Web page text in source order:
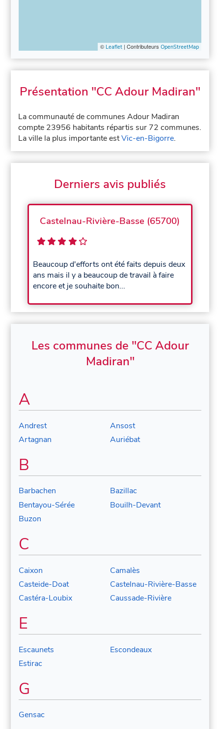
© Leaflet| Contributeurs OpenStreetMap
Présentation "CC Adour Madiran"
La communauté de communes Adour Madiran
compte 23956 habitants répartis sur 72 communes.
La ville la plus importante estVic-en-Bigorre.
Derniers avis publiés
Castelnau-Rivière-Basse (65700)
Beaucoup d'efforts ont été faits depuis deux
ans mais il y a beaucoup de travail à faire
encore et je souhaite bon...
Les communes de "CC Adour
Madiran"
A
Andrest
Ansost
Artagnan
Auriébat
B
Barbachen
Bazillac
Bentayou-Sérée
Bouilh-Devant
Buzon
C
Caixon
Camalès
Casteide-Doat
Castelnau-Rivière-Basse
Castéra-Loubix
Caussade-Rivière
E
Escaunets
Escondeaux
Estirac
G
Gensac